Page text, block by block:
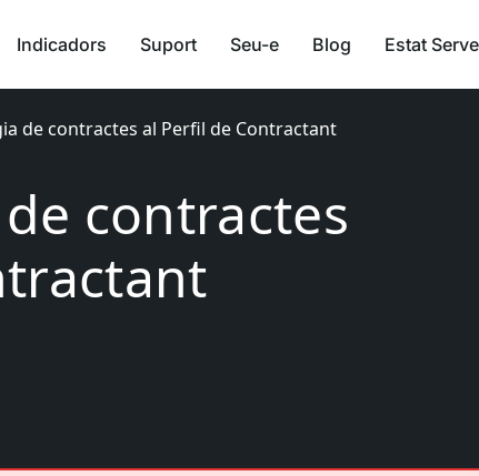
Indicadors Suport Seu-e Blog Estat
de contractes al Perfil de Contractant
contractes